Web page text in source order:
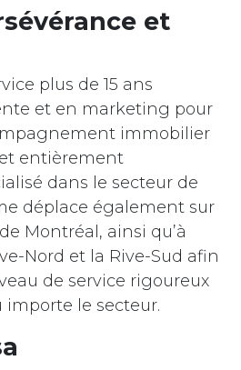
et
plus de 15 ans
et en marketing pour
immobilier
entièrement
dans le secteur de
déplace également sur
Montréal, ainsi qu’à
Nord et la Rive-Sud afin
de service rigoureux
le secteur.